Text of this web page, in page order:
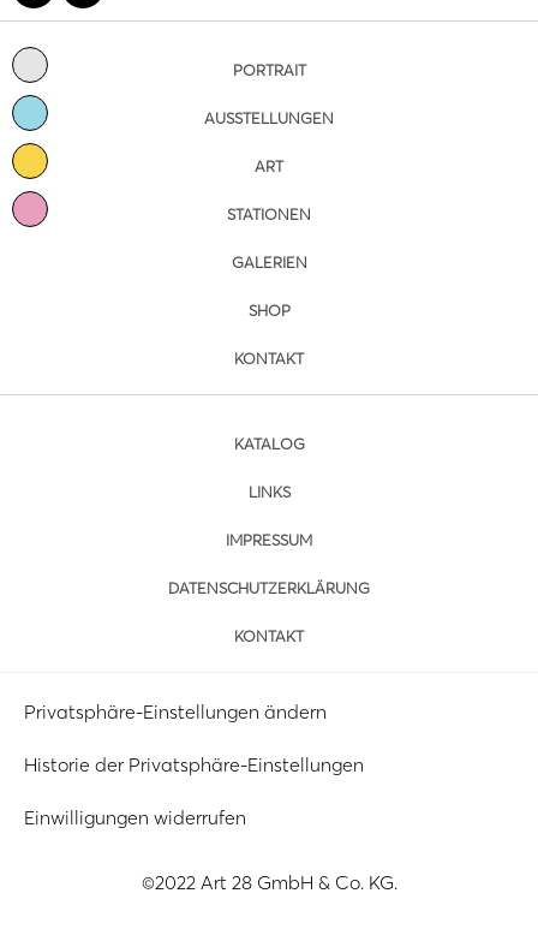
PORTRAIT
AUSSTELLUNGEN
ART
STATIONEN
GALERIEN
SHOP
KONTAKT
KATALOG
LINKS
IMPRESSUM
DATENSCHUTZERKLÄRUNG
KONTAKT
Privatsphäre-Einstellungen ändern
Historie der Privatsphäre-Einstellungen
Einwilligungen widerrufen
©2022 Art 28 GmbH & Co. KG.